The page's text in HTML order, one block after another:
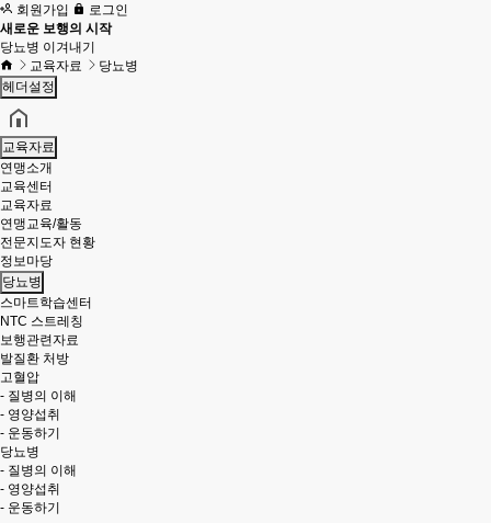
회원가입
로그인
새로운 보행의 시작
당뇨병 이겨내기
교육자료
당뇨병
헤더설정
교육자료
연맹소개
교육센터
교육자료
연맹교육/활동
전문지도자 현황
정보마당
당뇨병
스마트학습센터
NTC 스트레칭
보행관련자료
발질환 처방
고혈압
- 질병의 이해
- 영양섭취
- 운동하기
당뇨병
- 질병의 이해
- 영양섭취
- 운동하기